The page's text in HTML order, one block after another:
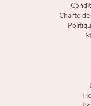
Charte